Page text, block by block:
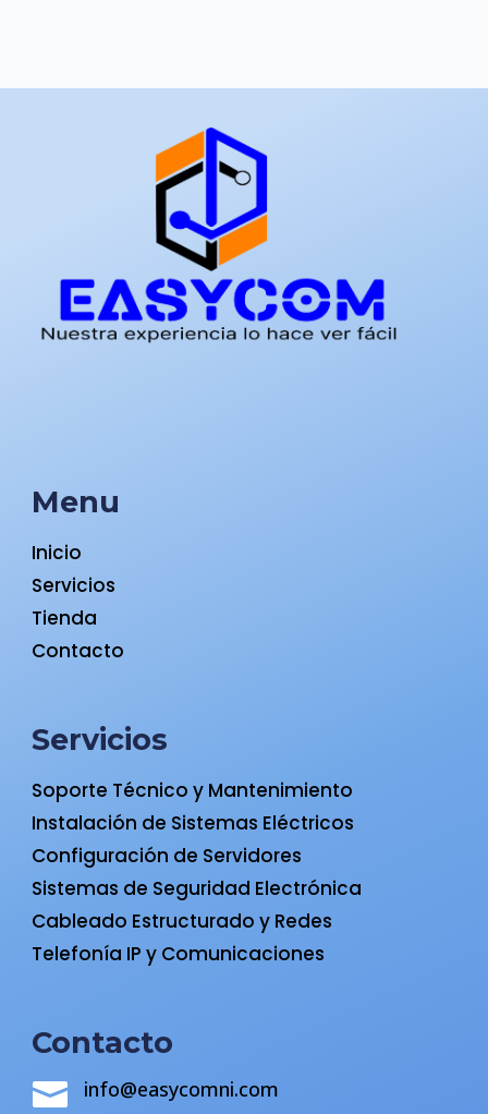
Menu
Inicio
Servicios
Tienda
Contacto
Servicios
Soporte Técnico y Mantenimiento
Instalación de Sistemas Eléctricos
Configuración de Servidores
Sistemas de Seguridad Electrónica
Cableado Estructurado y Redes
Telefonía IP y Comunicaciones
Contacto
 info@easycomni.com